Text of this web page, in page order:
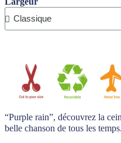
“Purple rain”, découvrez la
belle chanson de tous les temps.